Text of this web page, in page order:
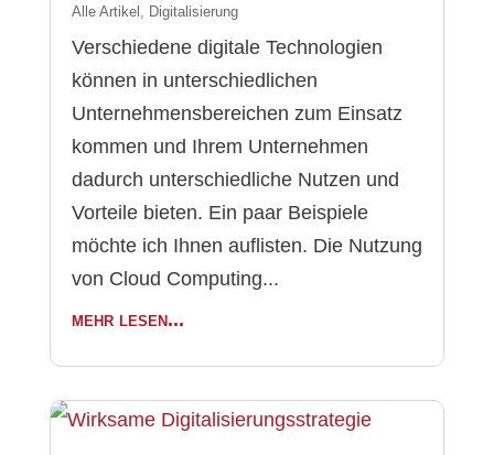
Alle Artikel Digitalisierung
Verschiedene digitale Technologien
können in unterschiedlichen
Unternehmensbereichen zum Einsatz
kommen und Ihrem Unternehmen
dadurch unterschiedliche Nutzen und
Vorteile bieten. Ein paar Beispiele
möchte ich Ihnen auflisten. Die Nutzung
von Cloud Computing...
mehr lesen...